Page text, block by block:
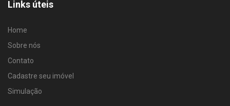
Links úteis
Home
Sobre nós
Contato
Cadastre seu imóvel
Simulação